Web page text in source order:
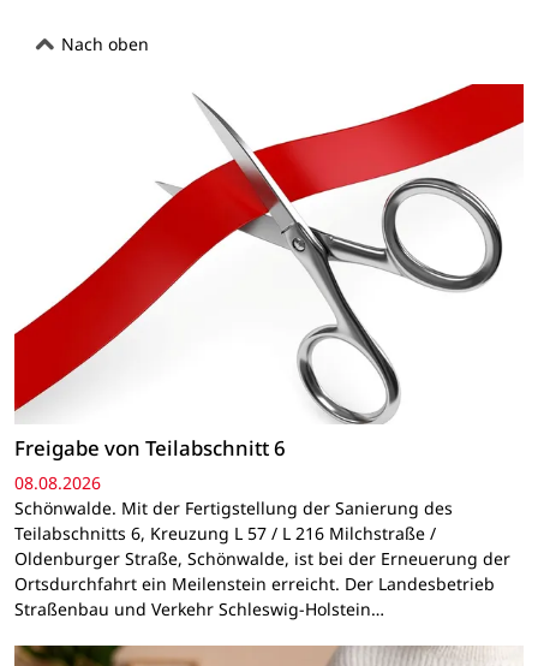
Nach oben
Freigabe von Teilabschnitt 6
08.08.2026
Schönwalde. Mit der Fertigstellung der Sanierung des
Teilabschnitts 6, Kreuzung L 57 / L 216 Milchstraße /
Oldenburger Straße, Schönwalde, ist bei der Erneuerung der
Ortsdurchfahrt ein Meilenstein erreicht. Der Landesbetrieb
Straßenbau und Verkehr Schleswig-Holstein…